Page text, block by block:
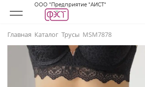
ООО "Предприятие "АИСТ"
Главная Каталог Трусы МSM7878